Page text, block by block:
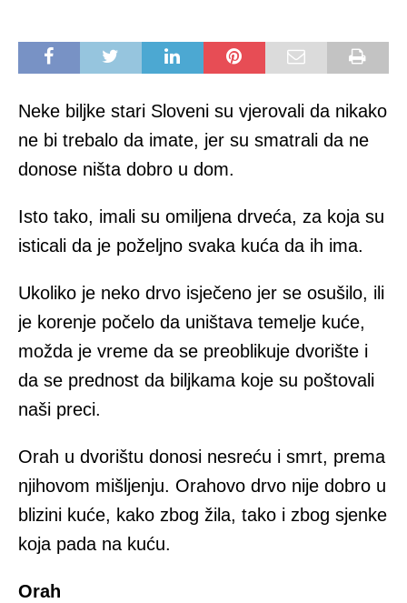
Neke biljke stari Sloveni su vjerovali da nikako
ne bi trebalo da imate, jer su smatrali da ne
donose ništa dobro u dom.
Isto tako, imali su omiljena drveća, za koja su
isticali da je poželjno svaka kuća da ih ima.
Ukoliko je neko drvo isječeno jer se osušilo, ili
je korenje počelo da uništava temelje kuće,
možda je vreme da se preoblikuje dvorište i
da se prednost da biljkama koje su poštovali
naši preci.
Orah u dvorištu donosi nesreću i smrt, prema
njihovom mišljenju. Orahovo drvo nije dobro u
blizini kuće, kako zbog žila, tako i zbog sjenke
koja pada na kuću.
Orah